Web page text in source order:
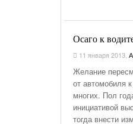
Осаго к
11 января 2013
Желание
от автомобиля
многих. Пол
инициативой
тогда внести